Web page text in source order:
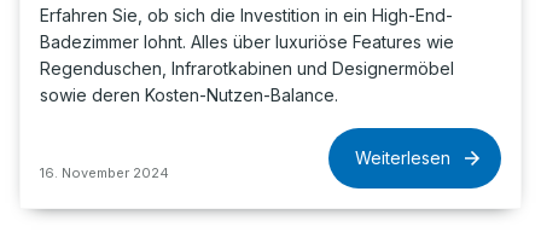
Erfahren Sie, ob sich die Investition in ein High-End-
Badezimmer lohnt. Alles über luxuriöse Features wie
Regenduschen, Infrarotkabinen und Designermöbel
sowie deren Kosten-Nutzen-Balance.
16. November 2024
Weiterlesen